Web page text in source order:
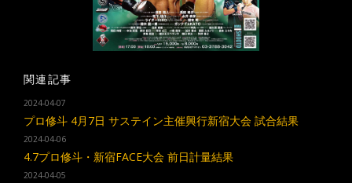
関連記事
2024-04-07
プロ修斗 4月7日 サステイン主催興行新宿大会 試合結果
2024-04-06
4.7プロ修斗・新宿FACE大会 前日計量結果
2024-04-05